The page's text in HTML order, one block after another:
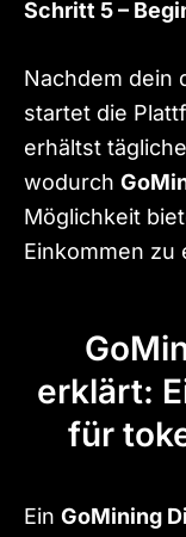
Schritt 5 –
Nachdem dein
startet die
erhältst
wodurch
Möglichkeit
Einkommen zu
erklärt:
für
Ein GoMining